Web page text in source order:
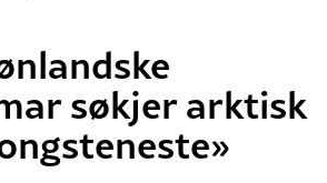
søkjer arktisk